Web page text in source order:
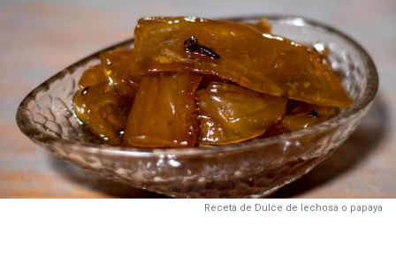
Receta de Dulce de lechosa o papaya